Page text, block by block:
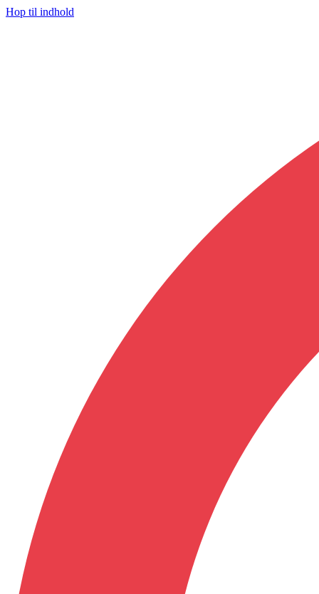
Hop til indhold